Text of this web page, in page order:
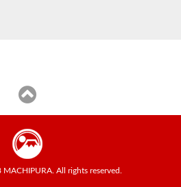
All rights reserved.